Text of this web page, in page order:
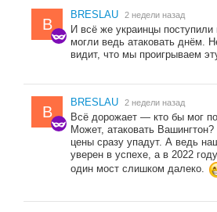
B
BRESLAU 2 недели назад
И всё же украинцы
могли ведь атаковать днём.
видит, что мы проигрываем
B
BRESLAU 2 недели назад
Всё дорожает — кто бы мог
Может, атаковать Вашингтон?
цены сразу упадут. А ведь
уверен в успехе, а в 2022
один мост слишком далеко.